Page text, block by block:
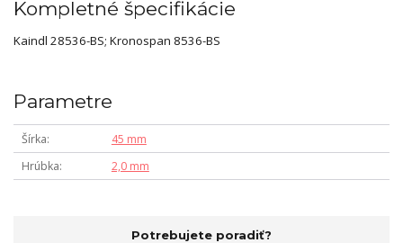
Kompletné špecifikácie
Kaindl 28536-BS; Kronospan 8536-BS
Parametre
Šírka
45 mm
Hrúbka
2,0 mm
Potrebujete poradiť?